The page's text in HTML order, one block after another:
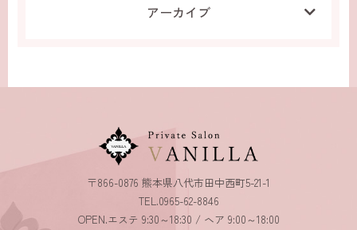
アーカイブ
〒866-0876 熊本県八代市田中西町5-21-1
TEL.0965-62-8846
OPEN.エステ 9:30～18:30 / ヘア 9:00～18:00